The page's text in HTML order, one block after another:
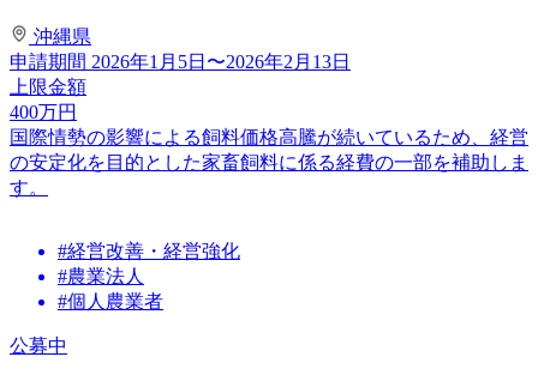
沖縄県
申請期間 2026年1月5日〜2026年2月13日
上限金額
400万円
国際情勢の影響による飼料価格高騰が続いているため、経営
の安定化を目的とした家畜飼料に係る経費の一部を補助しま
す。
#経営改善・経営強化
#農業法人
#個人農業者
公募中